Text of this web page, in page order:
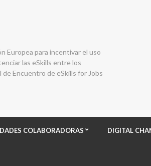
Europea para incentivar el uso
las eSkills entre los
Encuentro de eSkills for Jobs
COLABORADORAS DIGITAL